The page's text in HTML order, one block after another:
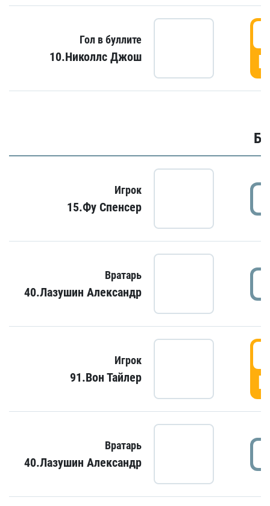
Гол в буллите
10.Николлс Джош
Игрок
15.Фу Спенсер
Вратарь
40.Лазушин Александр
Игрок
91.Вон Тайлер
Вратарь
40.Лазушин Александр